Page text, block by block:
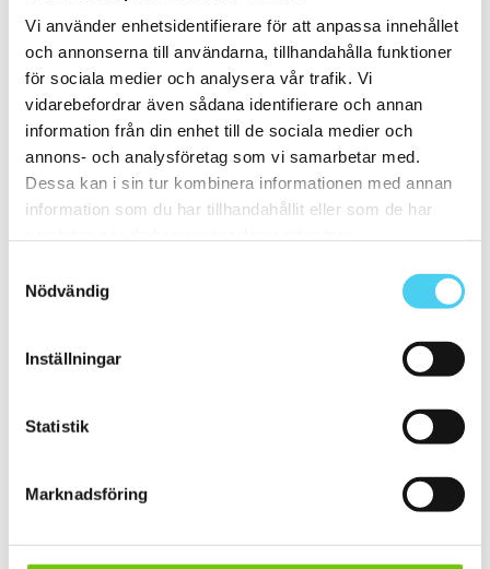
Vi använder enhetsidentifierare för att anpassa innehållet
och annonserna till användarna, tillhandahålla funktioner
för sociala medier och analysera vår trafik. Vi
vidarebefordrar även sådana identifierare och annan
information från din enhet till de sociala medier och
annons- och analysföretag som vi samarbetar med.
Dessa kan i sin tur kombinera informationen med annan
information som du har tillhandahållit eller som de har
Nödvändig
Inställningar
Statistik
Marknadsföring
Form
Välj en eller flera former:
Rektangulär
Storlek
Filtrera efter storlek:
ca 30x
Stora (60 - 120 cm)
ca 60x
Slät(1)